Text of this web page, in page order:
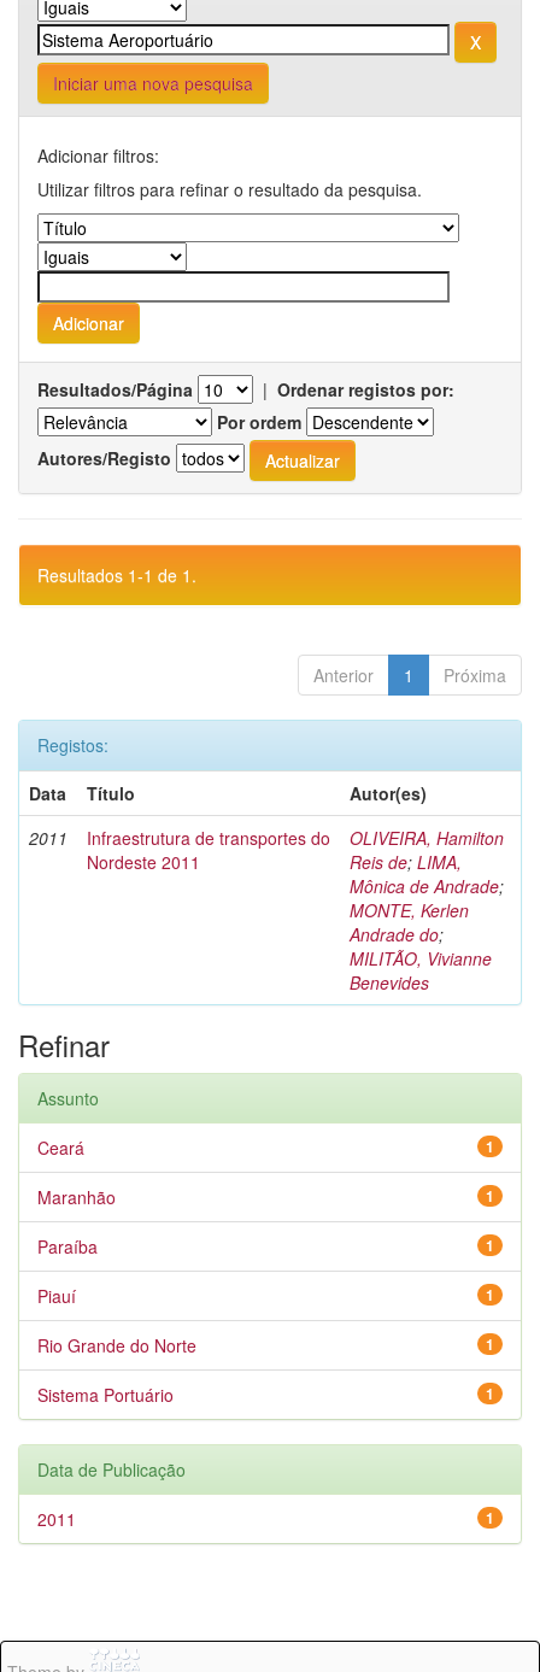
Iniciar uma nova pesquisa
Adicionar filtros:
Utilizar filtros para refinar o resultado da pesquisa.
Resultados/Página | Ordenar registos por:
Por ordem
Autores/Registo
Resultados 1-1 de 1.
Anterior 1 Próxima
Registos:
Data
Título
Autor(es)
2011
Infraestrutura de transportes do
Nordeste 2011
OLIVEIRA, Hamilton
Reis de; LIMA,
Mônica de Andrade;
MONTE, Kerlen
Andrade do;
MILITÃO, Vivianne
Benevides
Refinar
Assunto
1
Ceará
1
Maranhão
1
Paraíba
1
Piauí
1
Rio Grande do Norte
1
Sistema Portuário
Data de Publicação
1
2011